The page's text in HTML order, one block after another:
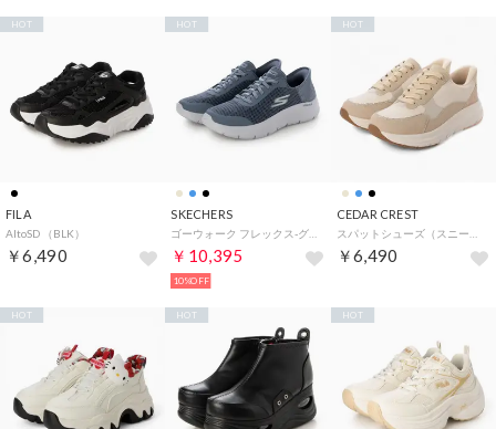
FILA
AltoSD （BLK）
￥6,490
HOT
SKECHERS
￥10,395
HOT
10%OFF
CEDAR CREST
￥6,490
HOT
HOT HOT HOT